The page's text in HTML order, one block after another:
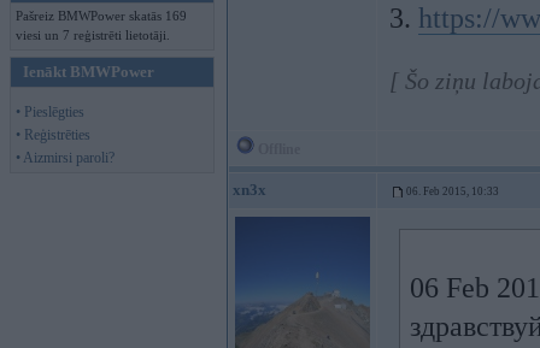
Pašreiz BMWPower skatās 169
viesi un 7 reģistrēti lietotāji.
Ienākt BMWPower
• Pieslēgties
• Reģistrēties
• Aizmirsi paroli?
3. https://
[ Šo ziņu
xn3x 06. Feb 2015, 10:33
06 Feb